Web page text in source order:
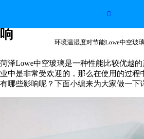

环境温湿度对节能Lowe中空玻
环境温湿度对节能Lowe
响
菏泽Lowe中空玻璃是一种性能比较优越
业中是非常受欢迎的，那么在使用的过程
有哪些影响呢？下面小编来为大家做一下